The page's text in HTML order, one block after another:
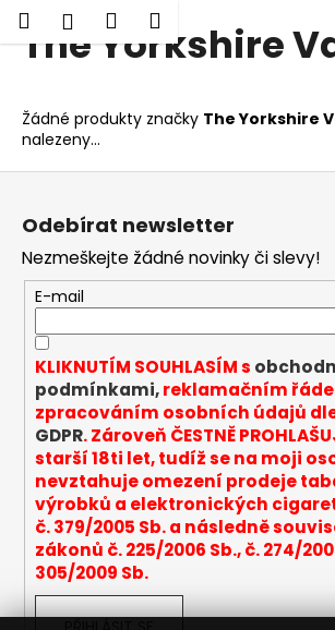
Přejít
HledatPřihlášení
Nákupní
košík
The Yorkshire
Žádné produkty značky The Yorkshire
nalezeny...
o Zpět
Zpět
C
o
p
t
ř
e
b
u
e
e
n
a
t
Z
Odebírat newsletter
Nezmeškejte žádné novinky či slevy!
E-mail
KLIKNUTÍM SOUHLASÍM s
podmínkami,reklamačním
zpracováním osobních údajů
GDPR. Zároveň ČESTNĚ
starší 18ti let, tudíž se na moji
nevztahuje omezení prodeje
výrobků a elektronických
č. 379/2005 Sb. a následně
zákonů č. 225/2006 Sb., č. 274/
305/2009 Sb.